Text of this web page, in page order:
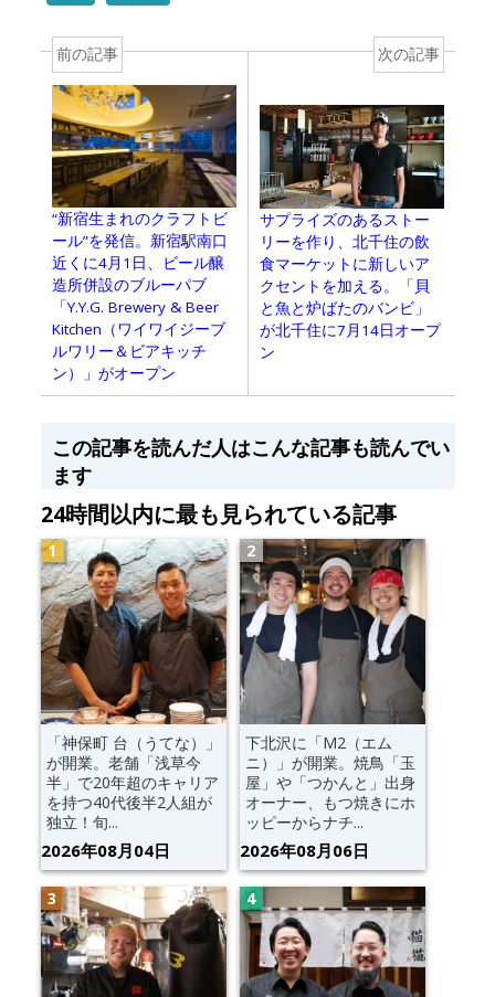
前の記事
“新宿生まれのクラフトビ
ール”を発信。新宿駅南口
近くに4月1日、ビール醸
造所併設のブルーパブ
「Y.Y.G. Brewery & Beer
Kitchen（ワイワイジーブ
ルワリー＆ビアキッチ
ン）」がオープン
次の記事
サプライズのあるストー
リーを作り、北千住の飲
食マーケットに新しいア
クセントを加える。「貝
と魚と炉ばたのバンビ」
が北千住に7月14日オープ
ン
この記事を読んだ人はこんな記事も読んでい
ます
24時間以内に最も見られている記事
「神保町 台（うてな）」
が開業。老舗「浅草今
半」で20年超のキャリア
を持つ40代後半2人組が
独立！旬...
2026年08月04日
下北沢に「M2（エム
ニ）」が開業。焼鳥「玉
屋」や「つかんと」出身
オーナー、もつ焼きにホ
ッピーからナチ...
2026年08月06日